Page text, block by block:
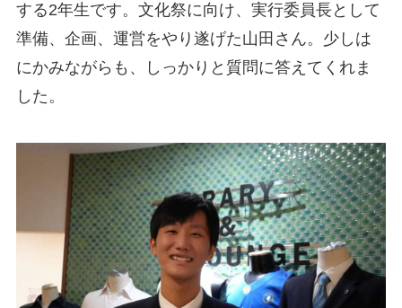
する2年生です。文化祭に向け、実行委員長として
準備、企画、運営をやり遂げた山田さん。少しは
にかみながらも、しっかりと質問に答えてくれま
した。